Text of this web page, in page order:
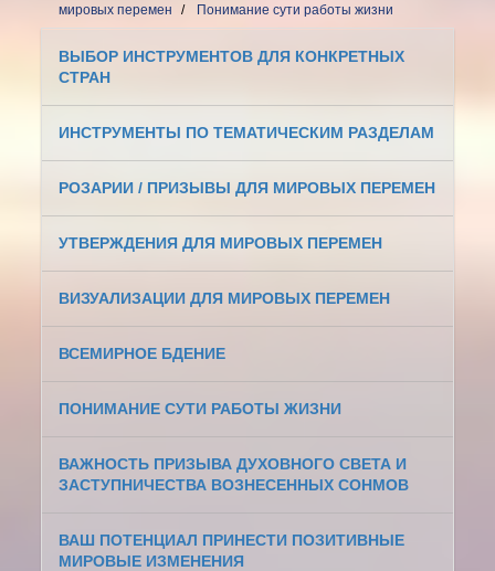
мировых перемен
Понимание сути работы жизни
ВЫБОР ИНСТРУМЕНТОВ ДЛЯ КОНКРЕТНЫХ
СТРАН
ИНСТРУМЕНТЫ ПО ТЕМАТИЧЕСКИМ РАЗДЕЛАМ
РОЗАРИИ / ПРИЗЫВЫ ДЛЯ МИРОВЫХ ПЕРЕМЕН
УТВЕРЖДЕНИЯ ДЛЯ МИРОВЫХ ПЕРЕМЕН
ВИЗУАЛИЗАЦИИ ДЛЯ МИРОВЫХ ПЕРЕМЕН
ВСЕМИРНОЕ БДЕНИЕ
ПОНИМАНИЕ СУТИ РАБОТЫ ЖИЗНИ
ВАЖНОСТЬ ПРИЗЫВА ДУХОВНОГО СВЕТА И
ЗАСТУПНИЧЕСТВА ВОЗНЕСЕННЫХ СОНМОВ
ВАШ ПОТЕНЦИАЛ ПРИНЕСТИ ПОЗИТИВНЫЕ
МИРОВЫЕ ИЗМЕНЕНИЯ